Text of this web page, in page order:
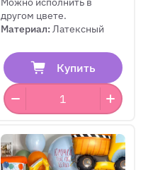
другом цвете.
Материал:Латексный
Купить